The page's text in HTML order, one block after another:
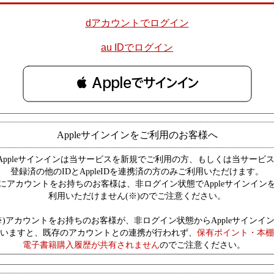
dアカウントでログイン
au IDでログイン
 Appleでサインイン
Appleサインインをご利用のお客様へ
サインインは当サービスを新規でご利用の方、もしくは当サービ
登録済の他のIDとAppleIDを連携済の方のみご利用いただけます。
アカウントをお持ちのお客様は、非ログイン状態でAppleサインイン
利用いただけません(※)のでご注意ください。
カウントをお持ちのお客様が、非ログイン状態からAppleサインイ
ますと、既存のアカウントとの連携が行われず、 保有ポイント・本棚
電子書籍購入履歴が共有されませんのでご注意ください。